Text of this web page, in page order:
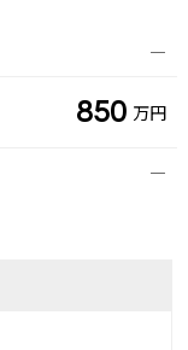
―
850 万円
―